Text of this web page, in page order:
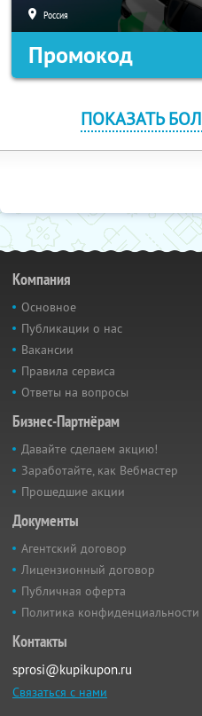
Россия
Промокод
ПОКАЗАТЬ
Компания
Основное
Публикации о нас
Вакансии
Правила сервиса
Ответы на вопросы
Бизнес-Партнёрам
Давайте сделаем акцию!
Заработайте, как Вебмастер
Прошедшие акции
Документы
Агентский договор
Лицензионный договор
Публичная оферта
Политика конфиденциальности
Контакты
sprosi@kupikupon.ru
Связаться с нами